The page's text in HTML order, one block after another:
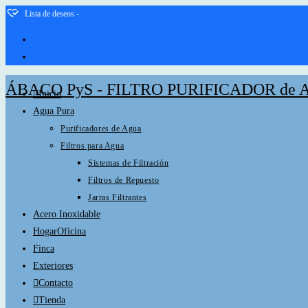
SaltarLista de deseos -
ÁBACO PyS - FILTRO PURIFICADOR de
Inicio
Agua Pura
Purificadores de Agua
Filtros para Agua
Sistemas de Filtración
Filtros de Repuesto
Jarras Filtrantes
Acero Inoxidable
HogarOficina
Finca
Exteriores
Contacto
Tienda